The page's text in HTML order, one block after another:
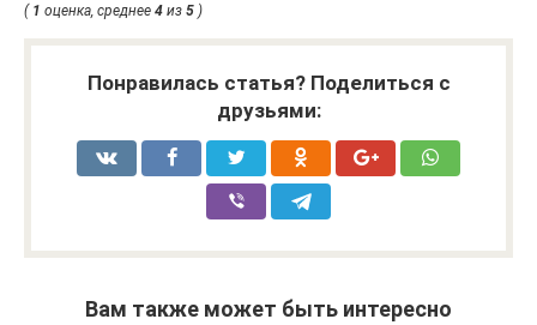
( 1 оценка, среднее 4 из 5 )
Понравилась статья? Поделиться с
друзьями:
Вам также может быть интересно